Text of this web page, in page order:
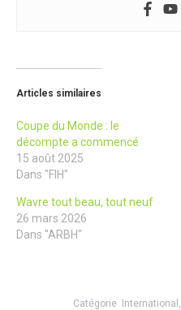
Articles similaires
Coupe du Monde : le
décompte a commencé
15 août 2025
Dans "FIH"
Wavre tout beau, tout neuf
26 mars 2026
Dans "ARBH"
Catégorie International ,